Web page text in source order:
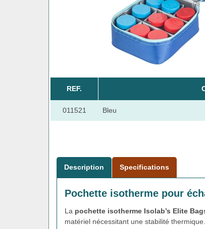
REF.
011521 Bleu
Description Specifications
Pochette isotherme pour
La pochette isotherme Isolab’s Elite
matériel nécessitant une stabilité thermique.